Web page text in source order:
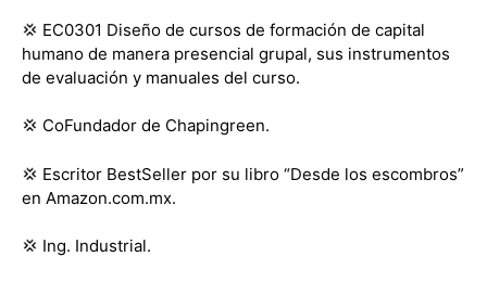
💢 EC0301 Diseño de cursos de formación de capital
humano de manera presencial grupal, sus instrumentos
de evaluación y manuales del curso.
💢 CoFundador de Chapingreen.
💢 Escritor BestSeller por su libro “Desde los escombros”
en Amazon.com.mx.
💢 Ing. Industrial.